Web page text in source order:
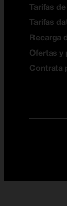
Tarifas
Tarifas
Recarga
Ofertas y
Contrata